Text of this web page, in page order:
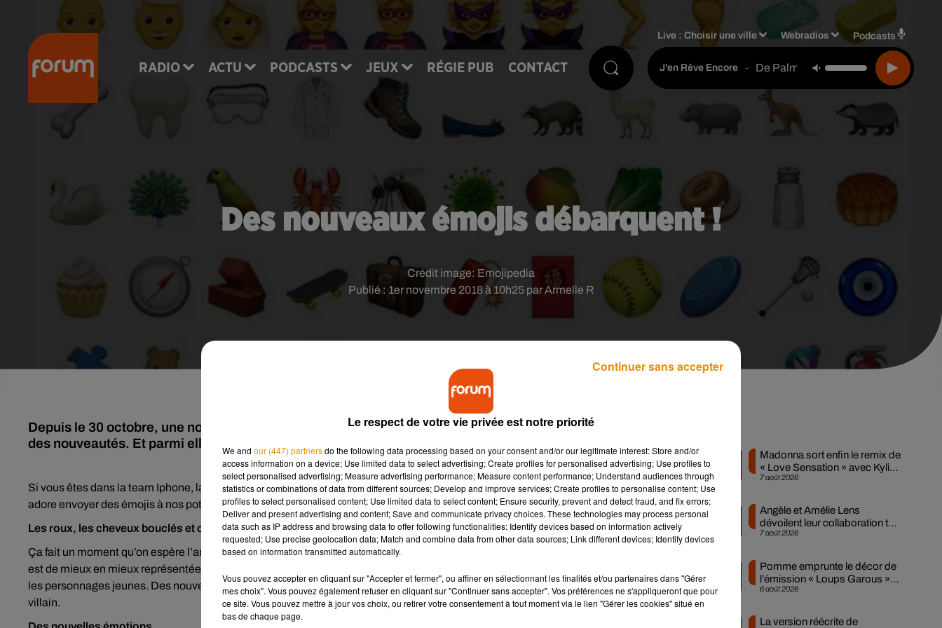
RADIO ACTU PODCASTS JEUX RÉGIE PUB CONTACT
Live :Choisir une ville Webradios Podcasts
J'en Rêve Encore - De Palmas
Des nouveaux émojis débarquent !
Publié : 1er novembre 2018 à 10h25 par Armelle R
Crédit image: Emojipedia
Depuis le 30 octobre, une nouvelle mise à jour est disponible sur les Iphone, ce qui siginifie qu'il y a
des nouveautés. Et parmi elles, de nouveaux émojis.
Si vous êtes dans la team Iphone, la mise à jour iOS 12.1 nous donne accès à 70 nouveaux émojis dans le clavier. Et vu qu’on
adore envoyer des émojis à nos potes, ça tombe bien. Plus il y en a, mieux c’est.
Les roux, les cheveux bouclés et crépus enfin à l’honneur
Ça fait un moment qu’on espère l’arrivée des roux ou des bonhommes aux cheveux bouclés. C’est chose faite. La population
est de mieux en mieux représentée. On peut utiliser des roux, des chauves, des cheveux crépus, bouclés ou gris même sur
les personnages jeunes. Des nouveautés aussi côtés personnages. On peut désormais envoyer un super héros ou super
villain.
7 août 2026
Madonna sort enfin le remix de
« Love Sensation » avec Kylie
Minogue
7 août 2026
Angèle et Amélie Lens
dévoilent leur collaboration tant
attendue
6 août 2026
Pomme emprunte le décor de
l’émission « Loups Garous »
pour son...
La version réécrite de
Le respect de votre vie privée est notre priorité
We and our (447) partnersdo the following data processing based on your consent and/or our legitimate interest: Store and/or
access information on a device; Use limited data to select advertising; Create profiles for personalised advertising; Use profiles to
select personalised advertising; Measure advertising performance; Measure content performance; Understand audiences through
statistics or combinations of data from different sources; Develop and improve services; Create profiles to personalise content; Use
profiles to select personalised content; Use limited data to select content; Ensure security, prevent and detect fraud, and fix errors;
Deliver and present advertising and content; Save and communicate privacy choices. These technologies may process personal
data such as IP address and browsing data to offer following functionalities: Identify devices based on information actively
requested; Use precise geolocation data; Match and combine data from other data sources; Link different devices; Identify devices
based on information transmitted automatically.
Vous pouvez accepter en cliquant sur "Accepter et fermer", ou affiner en sélectionnant les finalités et/ou partenaires dans "Gérer
mes choix". Vous pouvez également refuser en cliquant sur "Continuer sans accepter". Vos préférences ne s'appliqueront que pour
ce site. Vous pouvez mettre à jour vos choix, ou retirer votre consentement à tout moment via le lien "Gérer les cookies" situé en
bas de chaque page.
Continuer sans accepter